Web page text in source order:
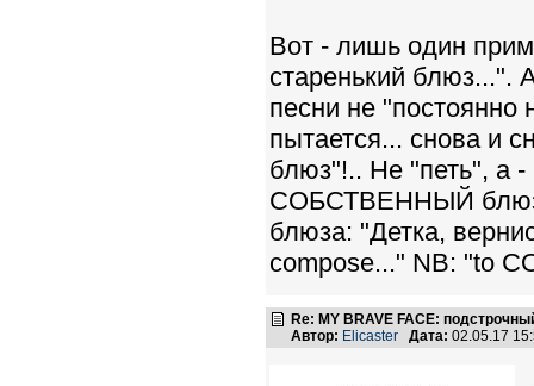
Вот - лишь один
старенький блюз...".
песни не "постоянно
пытается... снова и
блюз"!.. Не "петь",
СОБСТВЕННЫЙ блюз
блюза: "Детка,
compose..." NB: "to
Re: MY BRAVE FACE:
Автор: Elicaster Дата: 02.05.17